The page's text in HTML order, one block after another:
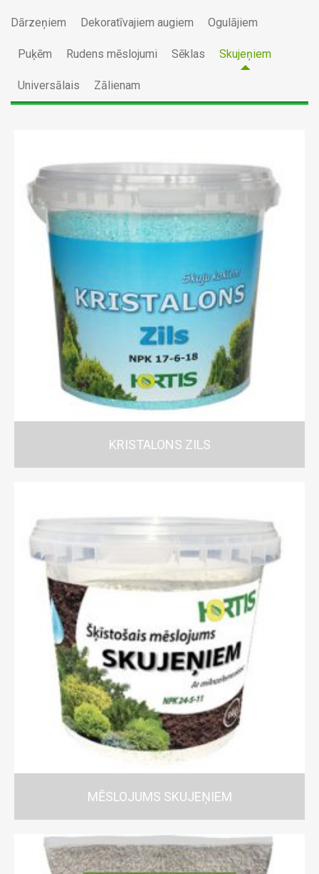
Dārzeņiem Dekoratīvajiem augiem Ogulājiem
Puķēm Rudens mēslojumi Sēklas Skujeņiem
Universālais Zālienam
KRISTALONS ZILS
MĒSLOJUMS SKUJEŅIEM